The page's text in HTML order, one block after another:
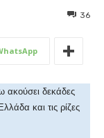
36
ακούσει δεκάδες
και τις ρίζες